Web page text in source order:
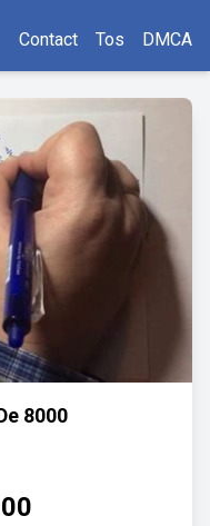
Contact Tos DMCA
8000